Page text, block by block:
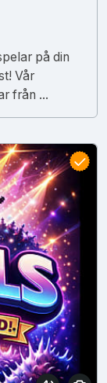
på din
Vår
från ...